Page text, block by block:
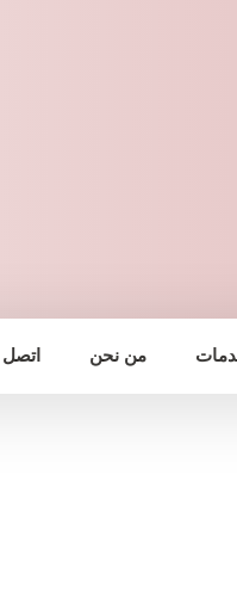
من نحن اتصل